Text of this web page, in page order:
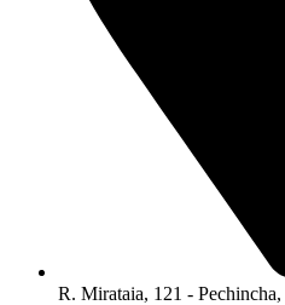
R. Mirataia, 121 -